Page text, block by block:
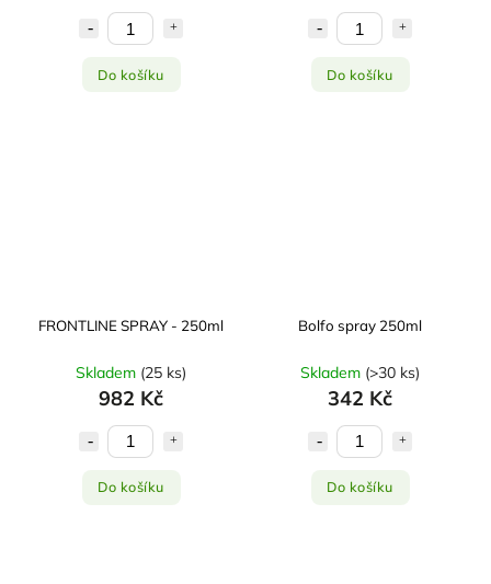
Do košíku Do košíku
FRONTLINE SPRAY - 250ml
Skladem (25 ks)
982 Kč
Do košíku
Bolfo spray 250ml
Skladem (>30 ks)
342 Kč
Do košíku